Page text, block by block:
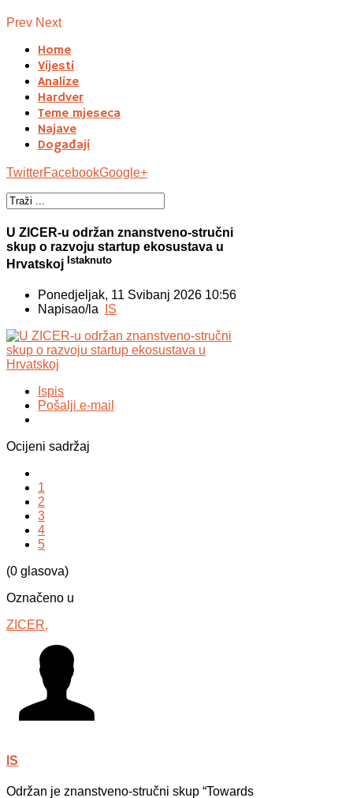
Prev Next
Home
Vijesti
Analize
Hardver
Teme mjeseca
Najave
Događaji
TwitterFacebookGoogle+
U ZICER-u održan znanstveno-stručni
skup o razvoju startup ekosustava u
Hrvatskoj Istaknuto
Ponedjeljak, 11 Svibanj 2026 10:56
Napisao/la
IS
Ispis
Pošalji e-mail
Ocijeni sadržaj
1
2
3
4
5
(0 glasova)
Označeno u
ZICER,
IS
Održan je znanstveno-stručni skup “Towards